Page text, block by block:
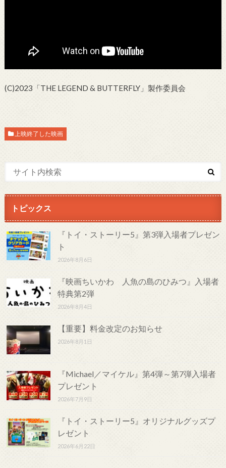
(C)2023「THE LEGEND & BUTTERFLY」製作委員会
上映終了した映画
トピックス
『トイ・ストーリー5』第3弾入場者プレゼン
ト
2026年8月6日
『映画ちいかわ 人魚の島のひみつ』入場者
特典第2弾
2026年8月4日
【重要】料金改定のお知らせ
2026年8月1日
『Michael／マイケル』第4弾～第7弾入場者
プレゼント
2026年7月9日
『トイ・ストーリー5』オリジナルグッズプ
レゼント
2026年6月22日